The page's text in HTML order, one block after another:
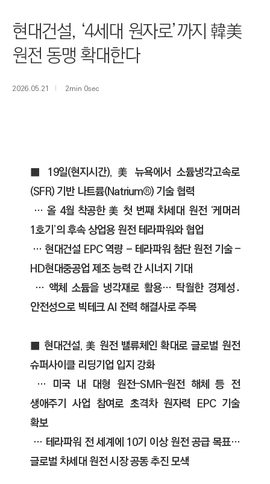
N
E
E
C
O
N
S
T
R
U
C
T
I
N
)
현대건설, ‘4세대 원자로’까지 韓美
원전 동맹 확대한다
2026.05.21 2min 0sec
■ 19일(현지시간), 美 뉴욕에서 소듐냉각고속로
(SFR) 기반 나트륨(Natrium®) 기술 협력
… 올 4월 착공한 美 첫 번째 차세대 원전 ‘케머러
1호기’의 후속 상업용 원전 테라파워와 협업
… 현대건설 EPC 역량 - 테라파워 첨단 원전 기술 –
HD현대중공업 제조 능력 간 시너지 기대
… 액체 소듐을 냉각재로 활용… 탁월한 경제성․
안전성으로 빅테크 AI 전력 해결사로 주목
■ 현대건설, 美 원전 밸류체인 확대로 글로벌 원전
슈퍼사이클 리딩기업 입지 강화
… 미국 내 대형 원전–SMR–원전 해체 등 전
생애주기 사업 참여로 초격차 원자력 EPC 기술
확보
… 테라파워 전 세계에 10기 이상 원전 공급 목표…
글로벌 차세대 원전 시장 공동 추진 모색